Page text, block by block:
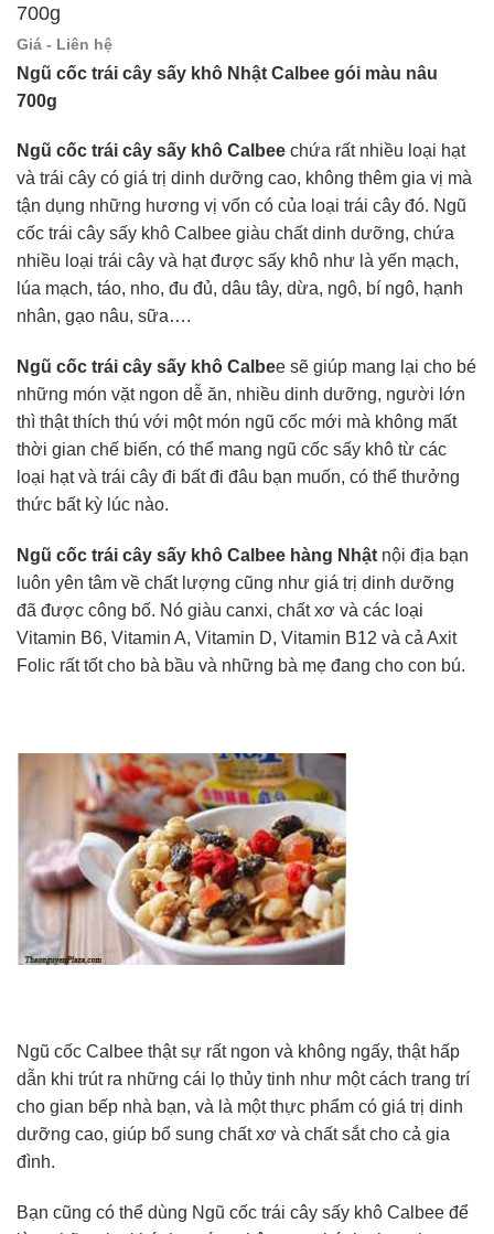
700g
Giá - Liên hệ
Ngũ cốc trái cây sấy khô Nhật Calbee gói màu nâu
700g
Ngũ cốc trái cây sấy khô Calbee chứa rất nhiều loại hạt
và trái cây có giá trị dinh dưỡng cao, không thêm gia vị mà
tận dụng những hương vị vốn có của loại trái cây đó. Ngũ
cốc trái cây sấy khô Calbee giàu chất dinh dưỡng, chứa
nhiều loại trái cây và hạt được sấy khô như là yến mạch,
lúa mạch, táo, nho, đu đủ, dâu tây, dừa, ngô, bí ngô, hạnh
nhân, gạo nâu, sữa….
Ngũ cốc trái cây sấy khô Calbee sẽ giúp mang lại cho bé
những món vặt ngon dễ ăn, nhiều dinh dưỡng, người lớn
thì thật thích thú với một món ngũ cốc mới mà không mất
thời gian chế biến, có thể mang ngũ cốc sấy khô từ các
loại hạt và trái cây đi bất đi đâu bạn muốn, có thể thưởng
thức bất kỳ lúc nào.
Ngũ cốc trái cây sấy khô Calbee hàng Nhật nội địa bạn
luôn yên tâm về chất lượng cũng như giá trị dinh dưỡng
đã được công bố. Nó giàu canxi, chất xơ và các loại
Vitamin B6, Vitamin A, Vitamin D, Vitamin B12 và cả Axit
Folic rất tốt cho bà bầu và những bà mẹ đang cho con bú.
Ngũ cốc Calbee thật sự rất ngon và không ngấy, thật hấp
dẫn khi trút ra những cái lọ thủy tinh như một cách trang trí
cho gian bếp nhà bạn, và là một thực phẩm có giá trị dinh
dưỡng cao, giúp bổ sung chất xơ và chất sắt cho cả gia
đình.
Bạn cũng có thể dùng Ngũ cốc trái cây sấy khô Calbee để